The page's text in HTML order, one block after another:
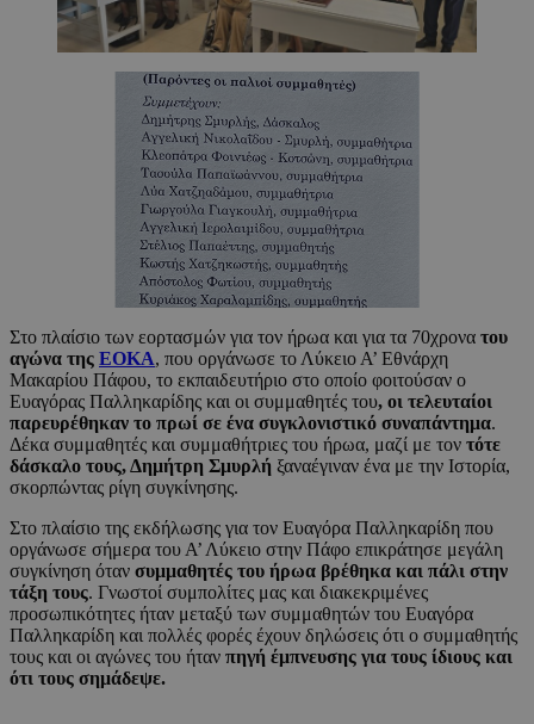
Στο πλαίσιο των εορτασμών για τον ήρωα και για τα 70χρονα του
αγώνα της ΕΟΚΑ, που οργάνωσε το Λύκειο Α’ Εθνάρχη
Μακαρίου Πάφου, το εκπαιδευτήριο στο οποίο φοιτούσαν ο
Ευαγόρας Παλληκαρίδης και οι συμμαθητές του, οι τελευταίοι
παρευρέθηκαν το πρωί σε ένα συγκλονιστικό συναπάντημα.
Δέκα συμμαθητές και συμμαθήτριες του ήρωα, μαζί με τον τότε
δάσκαλο τους, Δημήτρη Σμυρλή ξαναέγιναν ένα με την Ιστορία,
σκορπώντας ρίγη συγκίνησης.
Στο πλαίσιο της εκδήλωσης για τον Ευαγόρα Παλληκαρίδη που
οργάνωσε σήμερα του Α’ Λύκειο στην Πάφο επικράτησε μεγάλη
συγκίνηση όταν συμμαθητές του ήρωα βρέθηκα και πάλι στην
τάξη τους. Γνωστοί συμπολίτες μας και διακεκριμένες
προσωπικότητες ήταν μεταξύ των συμμαθητών του Ευαγόρα
Παλληκαρίδη και πολλές φορές έχουν δηλώσεις ότι ο συμμαθητής
τους και οι αγώνες του ήταν πηγή έμπνευσης για τους ίδιους και
ότι τους σημάδεψε.